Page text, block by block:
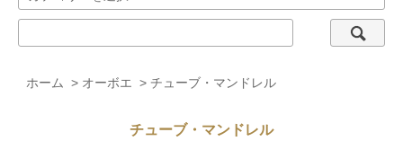
ホーム > オーボエ > チューブ・マンドレル
チューブ・マンドレル